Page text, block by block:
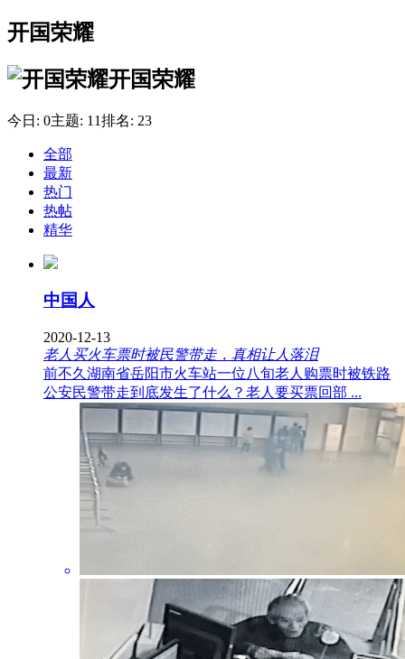
开国荣耀
开国荣耀
今日: 0主题: 11排名: 23
全部
最新
热门
热帖
精华
中国人
2020-12-13
老人买火车票时被民警带走，真相让人落泪
前不久湖南省岳阳市火车站一位八旬老人购票时被铁路
公安民警带走到底发生了什么？老人要买票回部 ...